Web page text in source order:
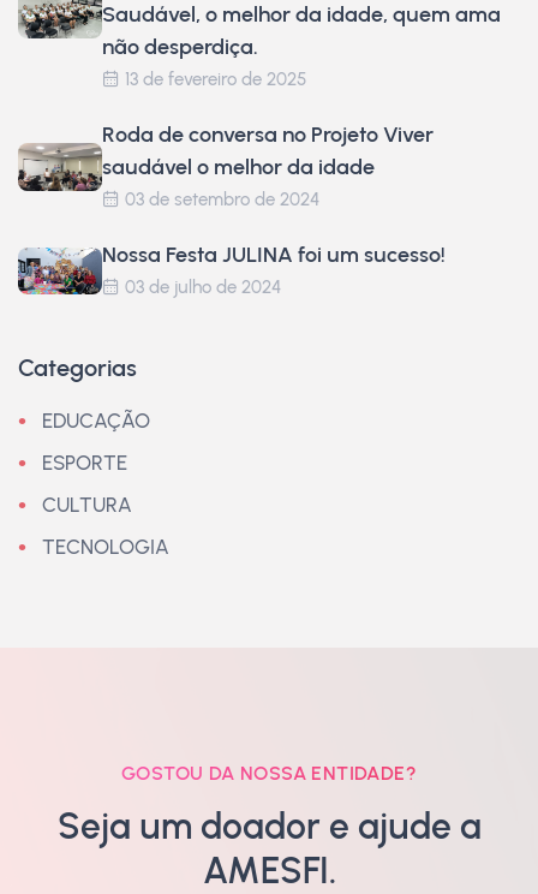
Saudável, o melhor da idade, quem ama
não desperdiça.
13 de fevereiro de 2025
Roda de conversa no Projeto Viver
saudável o melhor da idade
03 de setembro de 2024
Nossa Festa JULINA foi um sucesso!
03 de julho de 2024
Categorias
EDUCAÇÃO
ESPORTE
CULTURA
TECNOLOGIA
GOSTOU DA NOSSA ENTIDADE?
Seja um doador e ajude a
AMESFI.